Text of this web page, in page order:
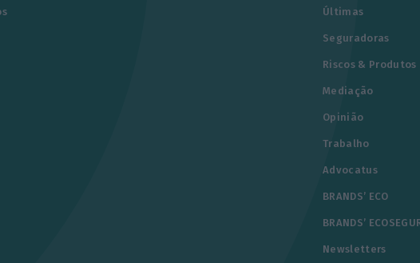
Últimas
Seguradoras
Riscos & Produtos
Mediação
Opinião
Trabalho
Advocatus
BRANDS’ ECO
BRANDS’
Newsletters